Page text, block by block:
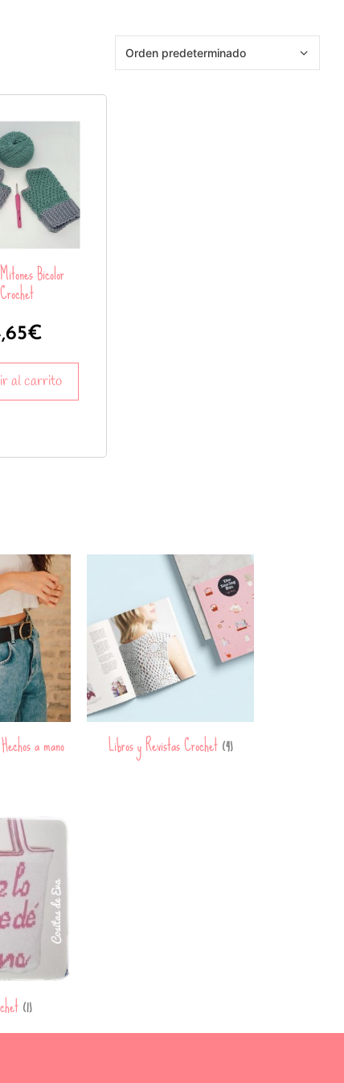
Bicolor
Crochet
€
al carrito
a mano Libros y Revistas Crochet(4)
(1)